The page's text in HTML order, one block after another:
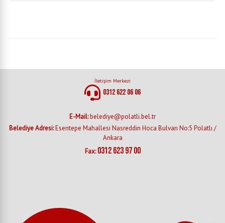
İletişim Merkezi
0312 622 06 06
E-Mail:belediye@polatli.bel.tr
Belediye Adresi:Esentepe Mahallesi Nasreddin Hoca Bulvarı No:5 Polatlı /
Ankara
Fax:0312 623 97 00